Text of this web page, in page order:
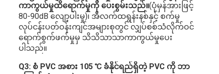
ကာကွယ်မှုထိရောက်မှုကို ပေးစွမ်းသည်။(ပုံမှန်အားဖြင့်
80-90dB လျော့ပါးမှု)၊ အီလက်ထရွန်းနစ်နှင့် စက်မှု
လုပ်ငန်းပတ်ဝန်းကျင်အများစုတွင် လျှပ်စစ်သံလိုက်ဝင်
ရောက်စွက်ဖက်မှုမှ သိသိသာသာကာကွယ်မှုပေး
ပါသည်။
Q3: စံ PVC အစား 105 ℃ ခံနိုင်ရည်ရှိတဲ့ PVC ကို ဘာ